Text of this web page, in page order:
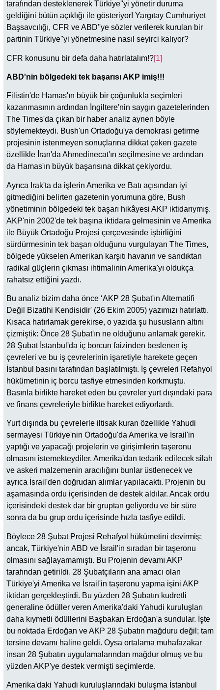
tarafından desteklenerek Türkiye''yi yönetir duruma
geldiğini bütün açıklığı ile gösteriyor! Yargıtay Cumhuriyet
Başsavcılığı, CFR ve ABD''ye sözler verilerek kurulan bir
partinin Türkiye''yi yönetmesine nasıl seyirci kalıyor?
CFR konusunu bir defa daha hatırlatalım!?[1]
ABD'nin bölgedeki tek başarısı AKP imiş!!!
Filistin'de Hamas'ın büyük bir çoğunlukla seçimleri
kazanmasının ardından İngiltere'nin saygın gazetelerinden
The Times'da çıkan bir haber analiz aynen böyle
söylemekteydi. Bush'un Ortadoğu'ya demokrasi getirme
projesinin istenmeyen sonuçlarına dikkat çeken gazete
özellikle İran'da Ahmedinecat'ın seçilmesine ve ardından
da Hamas'ın büyük başarısına dikkat çekiyordu.
Ayrıca Irak'ta da işlerin Amerika ve Batı açısından iyi
gitmediğini belirten gazetenin yorumuna göre, Bush
yönetiminin bölgedeki tek başarı hikâyesi AKP iktidarıymış.
AKP'nin 2002'de tek başına iktidara gelmesinin ve Amerika
ile Büyük Ortadoğu Projesi çerçevesinde işbirliğini
sürdürmesinin tek başarı olduğunu vurgulayan The Times,
bölgede yükselen Amerikan karşıtı havanın ve sandıktan
radikal güçlerin çıkması ihtimalinin Amerika'yı oldukça
rahatsız ettiğini yazdı.
Bu analiz bizim daha önce ‘AKP 28 Şubat'ın Alternatifi
Değil Bizatihi Kendisidir' (26 Ekim 2005) yazımızı hatırlattı.
Kısaca hatırlamak gerekirse, o yazıda şu hususların altını
çizmiştik: Önce 28 Şubat'ın ne olduğunu anlamak gerekir.
28 Şubat İstanbul'da iç borcun faizinden beslenen iş
çevreleri ve bu iş çevrelerinin işaretiyle harekete geçen
İstanbul basını tarafından başlatılmıştı. İş çevreleri Refahyol
hükümetinin iç borcu tasfiye etmesinden korkmuştu.
Basınla birlikte hareket eden bu çevreler yurt dışındaki para
ve finans çevreleriyle birlikte hareket ediyorlardı.
Yurt dışında bu çevrelerle iltisak kuran özellikle Yahudi
sermayesi Türkiye'nin Ortadoğu'da Amerika ve İsrail'in
yaptığı ve yapacağı projelerin ve girişimlerin taşeronu
olmasını istemekteydiler. Amerika'dan tedarik edilecek silah
ve askeri malzemenin aracılığını bunlar üstlenecek ve
ayrıca İsrail'den doğrudan alımlar yapılacaktı. Projenin bu
aşamasında ordu içerisinden de destek aldılar. Ancak ordu
içerisindeki destek dar bir gruptan geliyordu ve bir süre
sonra da bu grup ordu içerisinde hızla tasfiye edildi.
Böylece 28 Şubat Projesi Rehafyol hükümetini devirmiş;
ancak, Türkiye'nin ABD ve İsrail'in sıradan bir taşeronu
olmasını sağlayamamıştı. Bu Projenin devamı AKP
tarafından getirildi. 28 Şubatçıların ana amacı olan
Türkiye'yi Amerika ve İsrail'in taşeronu yapma işini AKP
iktidarı gerçekleştirdi. Bu yüzden 28 Şubatın kudretli
generaline ödüller veren Amerika'daki Yahudi kuruluşları
daha kıymetli ödüllerini Başbakan Erdoğan'a sundular. İşte
bu noktada Erdoğan ve AKP 28 Şubatın mağduru değil; tam
tersine devamı haline geldi. Oysa ortalama muhafazakar
insan 28 Şubatın uygulamalarından mağdur olmuş ve bu
yüzden AKP'ye destek vermişti seçimlerde.
Amerika'daki Yahudi kuruluşlarındaki buluşma İstanbul